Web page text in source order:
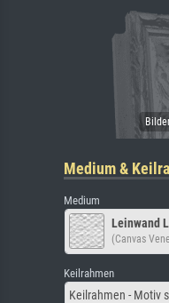
Medium &
Medium
Leinwand
(Canvas
Keilrahmen
Keilrahmen - Motiv